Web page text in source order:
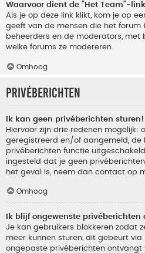
Waarvoor dient de "Het Team"-
Als je op deze link klikt, kom je op
geeft van de mensen die het forum
beheerders en de moderators,
welke forums ze modereren.
Omhoog
Privéberichten
Ik kan geen privéberichten sturen!
Hiervoor zijn drie redenen mogelijk:
geregistreerd en/of aangemeld, de
privéberichten functie
ingesteld dat je geen
het geval is, neem dan contact op
Omhoog
Ik blijf ongewenste privéberichten
Je kan gebruikers blokkeren zodat
meer kunnen sturen, dit gebeurt
ongepaste privéberichten ontvangt